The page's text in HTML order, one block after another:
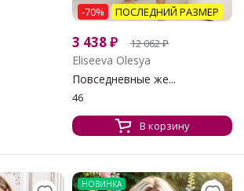
-70% ПОСЛЕДНИЙ РАЗМЕР
3 438₽ 12 062₽
Eliseeva Olesya
Повседневные же...
46
В корзину
НОВИНКА